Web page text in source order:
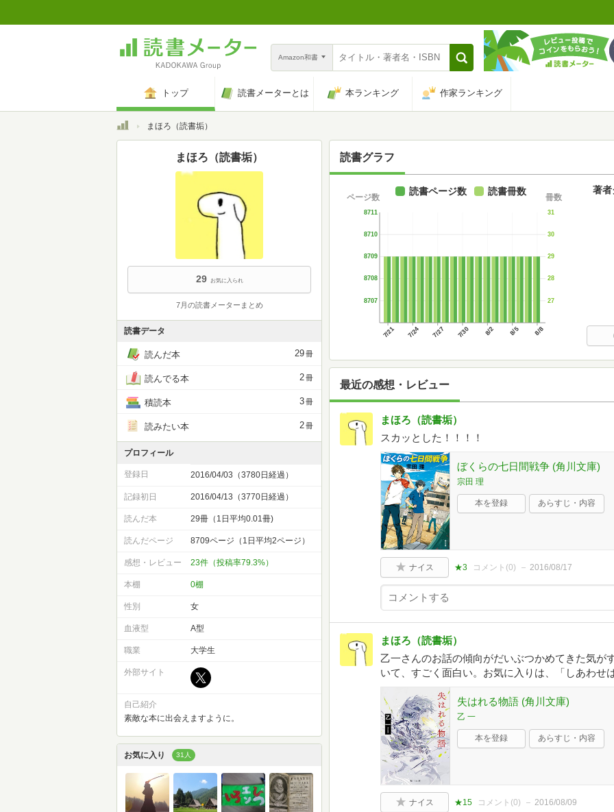
Amazon和書
トップ 読書メーターとは 本ランキング 作家ランキング
トップまほろ（読書垢）
読書グラフ
7/21 7/24 7/27 7/30 8/2 8/5 8/8
8707
8708
8709
8710
8711
ページ数
27
28
29
30
31
冊数
読書ページ数 読書冊数 著者
最近の感想・レビュー
まほろ（読書垢）
スカッとした！！！！
ぼくらの七日間戦争 (角川文庫)
宗田 理
本を登録 あらすじ・内容
ナイス ★3 コメント(0) 2016/08/17
まほろ（読書垢）
乙一さんのお話の傾向がだいぶつかめてきた気が
いて、すごく面白い。お気に入りは、「しあわせ
失はれる物語 (角川文庫)
乙 一
本を登録 あらすじ・内容
ナイス ★15 コメント(0) 2016/08/09
まほろ（読書垢）
29 お気に入られ
7月の読書メーターまとめ
読書データ
読んだ本 29冊
読んでる本 2冊
積読本 3冊
読みたい本 2冊
プロフィール
登録日 2016/04/03（3780日経過）
記録初日 2016/04/13（3770日経過）
読んだ本 29冊（1日平均0.01冊)
読んだページ 8709ページ（1日平均2ページ）
感想・レビュー 23件（投稿率79.3%）
本棚 0棚
性別 女
血液型 A型
職業 大学生
外部サイト
自己紹介
素敵な本に出会えますように。
お気に入り 31人